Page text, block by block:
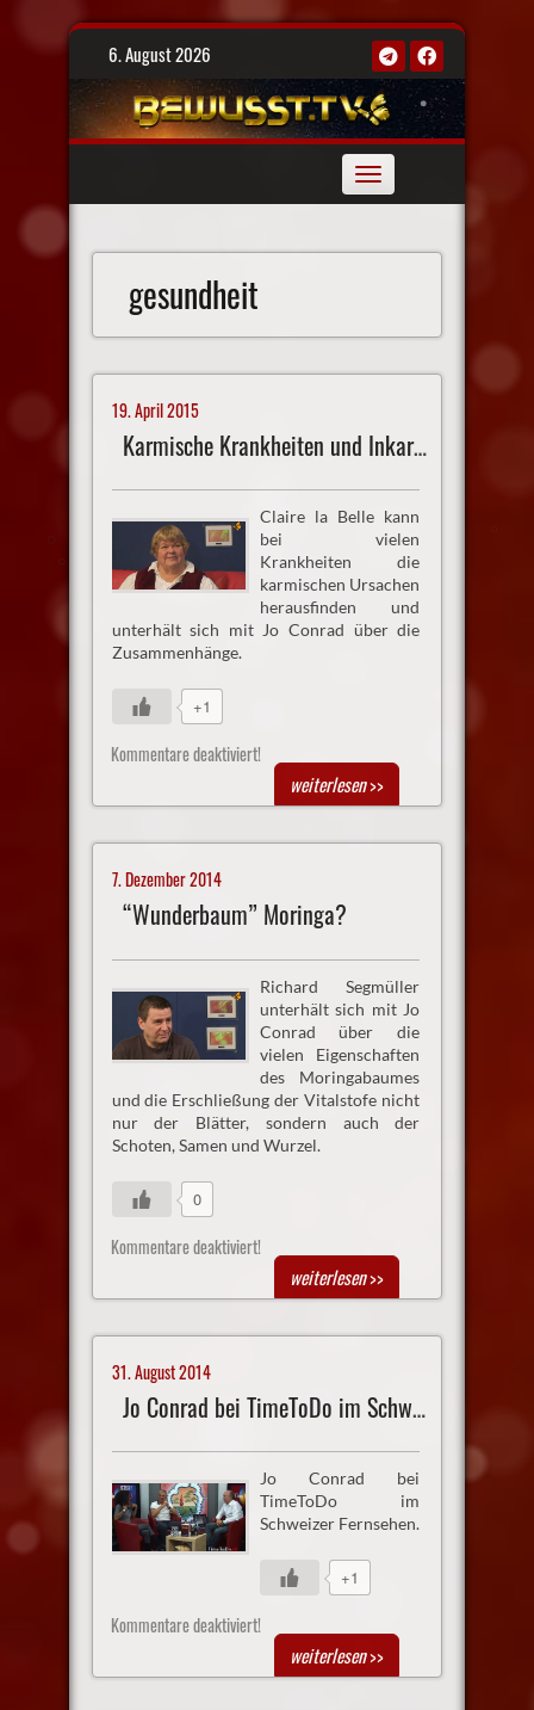
Skip
6. August 2026
Toggle
navigation
gesundheit
19. April 2015
Karmische Krankheiten und Inkarnationen
Claire la Belle kann
bei vielen
Krankheiten die
karmischen Ursachen
herausfinden und
unterhält sich mit Jo Conrad über die
Zusammenhänge.
+1
Kommentare deaktiviert!
weiterlesen>>
7. Dezember 2014
“Wunderbaum” Moringa?
Richard Segmüller
unterhält sich mit Jo
Conrad über die
vielen Eigenschaften
des Moringabaumes
und die Erschließung der Vitalstofe nicht
nur der Blätter, sondern auch der
Schoten, Samen und Wurzel.
0
Kommentare deaktiviert!
weiterlesen>>
31. August 2014
Jo Conrad bei TimeToDo im Schweizer Fernsehen
Jo Conrad bei
TimeToDo im
Schweizer Fernsehen.
+1
Kommentare deaktiviert!
weiterlesen>>